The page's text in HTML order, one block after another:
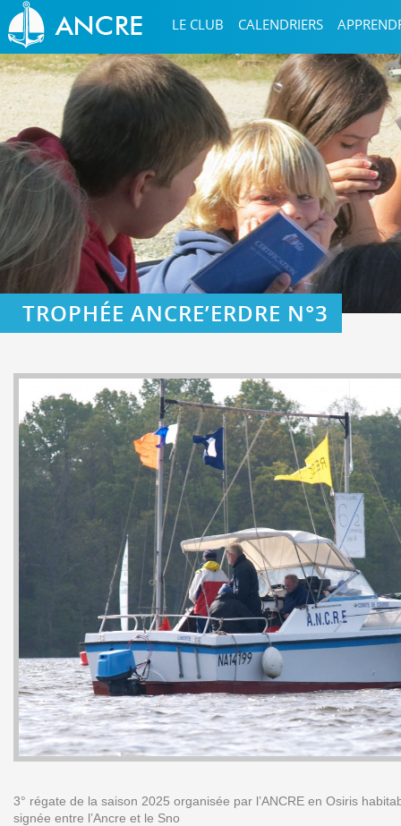
LE CLUB CALENDRIERS
TROPHÉE ANCRE’ERDRE N°3
3° régate de la saison 2025 organisée par l’ANCRE en Osiris
signée entre l’Ancre et le Sno